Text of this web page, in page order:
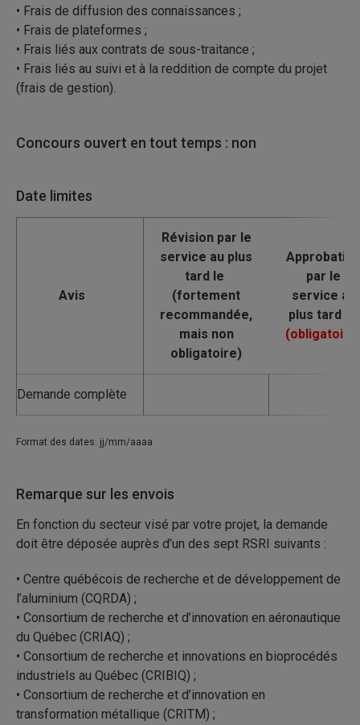
• Frais de diffusion des connaissances ;
• Frais de plateformes ;
• Frais liés aux contrats de sous-traitance ;
• Frais liés au suivi et à la reddition de compte du projet
(frais de gestion).
Concours ouvert en tout temps : non
Date limites
Avis
Demande complète
Format des dates: jj/mm/aaaa
Remarque sur les envois
En fonction du secteur visé par votre projet, la demande
doit être déposée auprès d’un des sept RSRI suivants :
• Centre québécois de recherche et de développement de
l’aluminium (CQRDA) ;
• Consortium de recherche et d’innovation en aéronautique
du Québec (CRIAQ) ;
• Consortium de recherche et innovations en bioprocédés
industriels au Québec (CRIBIQ) ;
• Consortium de recherche et d’innovation en
transformation métallique (CRITM) ;